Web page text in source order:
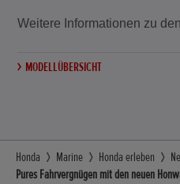
Weitere Informationen zu
MODELLÜBERSICHT
Honda Marine Honda erleben
Pures Fahrvergnügen mit den neuen